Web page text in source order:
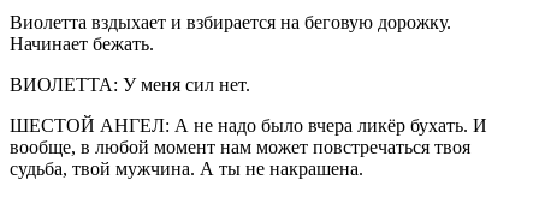
Виолетта вздыхает и взбирается на беговую дорожку.
Начинает бежать.
ВИОЛЕТТА: У меня сил нет.
ШЕСТОЙ АНГЕЛ: А не надо было вчера ликёр бухать. И
вообще, в любой момент нам может повстречаться твоя
судьба, твой мужчина. А ты не накрашена.